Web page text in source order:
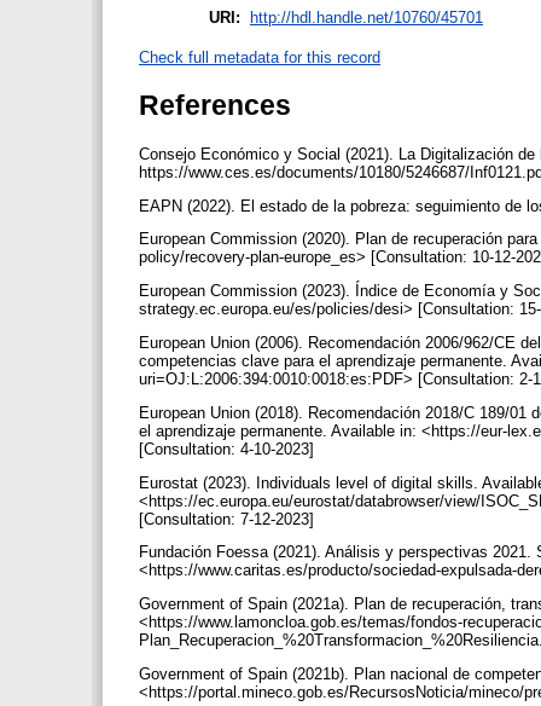
URI: http://hdl.handle.net/10760/45701
Check full metadata for this record
References
Consejo Económico y Social (2021). La Digitalización
https://www.ces.es/documents/10180/5246687/
EAPN (2022). El estado de la pobreza: seguimiento de
European Commission (2020). Plan de recuperación
policy/recovery-plan-europe_es> [Consultation: 10-12-
European Commission (2023). Índice de Economía y
strategy.ec.europa.eu/es/policies/desi> [Consultation:
European Union (2006). Recomendación 2006/962/CE
competencias clave para el aprendizaje permanente.
uri=OJ:L:2006:394:0010:0018:es:PDF> [Consultation: 2-
European Union (2018). Recomendación 2018/C 189/
el aprendizaje permanente. Available in: <https://eur-
[Consultation: 4-10-2023]
Eurostat (2023). Individuals level of digital skills.
<https://ec.europa.eu/eurostat/databrowser/view/
[Consultation: 7-12-2023]
Fundación Foessa (2021). Análisis y perspectivas
<https://www.caritas.es/producto/sociedad-expulsada-
Government of Spain (2021a). Plan de recuperación,
<https://www.lamoncloa.gob.es/temas/fondos-
Government of Spain (2021b). Plan nacional de
<https://portal.mineco.gob.es/RecursosNoticia/mineco/